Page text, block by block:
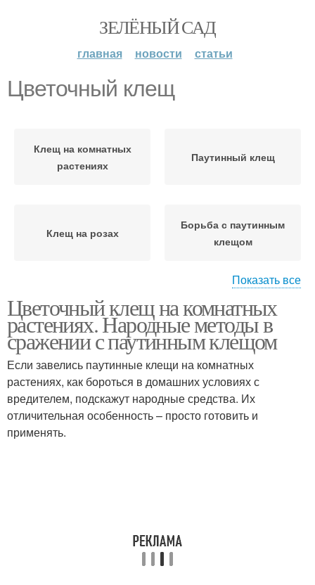
ЗЕЛЁНЫЙ САД
главная новости статьи
Цветочный клещ
Клещ на комнатных
растениях
Паутинный клещ
Клещ на розах
Борьба с паутинным
клещом
Клещ на розе Клещ на огурцах
Клещ в домашних
условиях
Показать все
Цветочный клещ на комнатных
растениях. Народные методы в
сражении с паутинным клещом
Если завелись паутинные клещи на комнатных
растениях, как бороться в домашних условиях с
вредителем, подскажут народные средства. Их
отличительная особенность – просто готовить и
применять.